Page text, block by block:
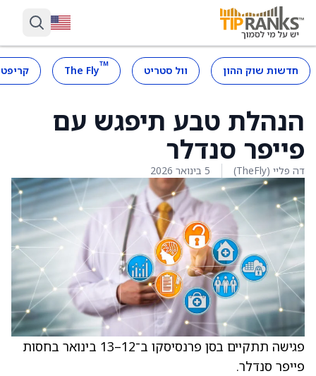
חדשות שוק ההון וול סטריט ™
The Fly
הנהלת טבע תיפגש עם
פייפר סנדלר
דה פליי (TheFly) 5 בינואר 2026
פגישה תתקיים בסן פרנסיסקו ב־12–13 בינואר בחסות
פייפר סנדלר.